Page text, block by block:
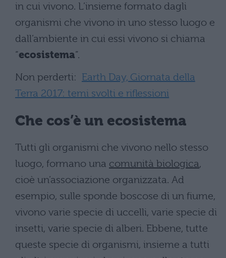
in cui vivono. L’insieme formato dagli
organismi che vivono in uno stesso luogo e
dall’ambiente in cui essi vivono si chiama
“ecosistema”.
Non perderti: Earth Day, Giornata della
Terra 2017: temi svolti e riflessioni
Che cos’è un ecosistema
Tutti gli organismi che vivono nello stesso
luogo, formano una comunità biologica,
cioè un’associazione organizzata. Ad
esempio, sulle sponde boscose di un fiume,
vivono varie specie di uccelli, varie specie di
insetti, varie specie di alberi. Ebbene, tutte
queste specie di organismi, insieme a tutti